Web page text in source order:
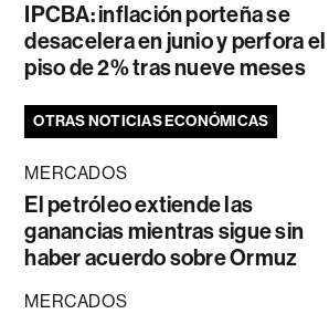
IPCBA: inflación porteña se
desacelera en junio y perfora el
piso de 2% tras nueve meses
OTRAS NOTICIAS ECONÓMICAS
MERCADOS
El petróleo extiende las
ganancias mientras sigue sin
haber acuerdo sobre Ormuz
MERCADOS